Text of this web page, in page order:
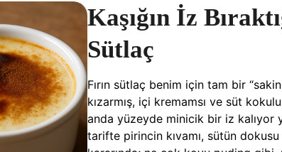
Kaşığın İz
Sütlaç
Fırın sütlaç benim için tam bir
kızarmış, içi kremamsı ve süt
anda yüzeyde minicik bir iz kalıyor
tarifte pirincin kıvamı, sütün